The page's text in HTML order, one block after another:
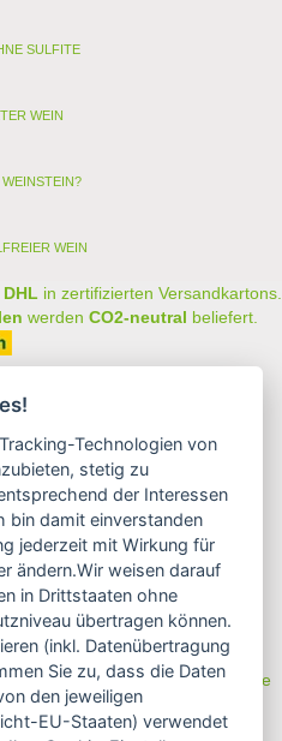
SULFITE
WEIN
WEIN
DHL in zertifizierten Versandkartons.
werden CO2-neutral beliefert.
SHOP – Sicher einkaufen":
in unserem Blog oder Folgen Sie
Technologien von
stetig zu
der Interessen
bin damit einverstanden
jederzeit mit Wirkung für
ändern.Wir weisen darauf
in Drittstaaten ohne
übertragen können.
(inkl. Datenübertragung
Sie zu, dass die Daten
den jeweiligen
EU-Staaten) verwendet